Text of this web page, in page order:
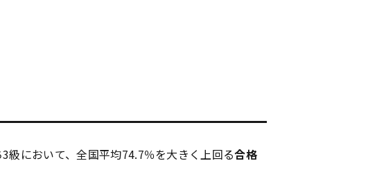
級において、全国平均74.7％を大きく上回る合格
専門学校
専門学校
専門学校
専門学校